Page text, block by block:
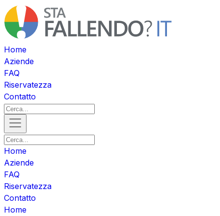
Home
Aziende
FAQ
Riservatezza
Contatto
Home
Aziende
FAQ
Riservatezza
Contatto
Home